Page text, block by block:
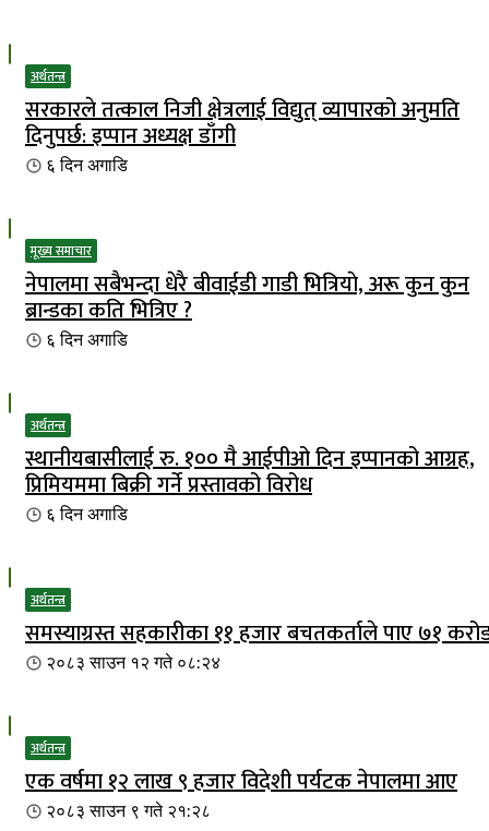
अर्थतन्त्र
सरकारले तत्काल निजी क्षेत्रलाई विद्युत् व्यापारको अनुमति
दिनुपर्छ: इप्पान अध्यक्ष डाँगी
६ दिनअगाडि
मूख्य समाचार
नेपालमा सबैभन्दा धेरै बीवाईडी गाडी भित्रियाे, अरू कुन कुन
ब्रान्डका कति भित्रिए ?
६ दिनअगाडि
अर्थतन्त्र
स्थानीयबासीलाई रु. १०० मै आईपीओ दिन इप्पानको आग्रह,
प्रिमियममा बिक्री गर्ने प्रस्तावको विरोध
६ दिनअगाडि
अर्थतन्त्र
समस्याग्रस्त सहकारीका ११ हजार बचतकर्ताले पाए ७१
२०८३ साउन १२ गते ०८:२४
अर्थतन्त्र
एक वर्षमा १२ लाख ९ हजार विदेशी पर्यटक नेपालमा आए
२०८३ साउन ९ गते २१:२८